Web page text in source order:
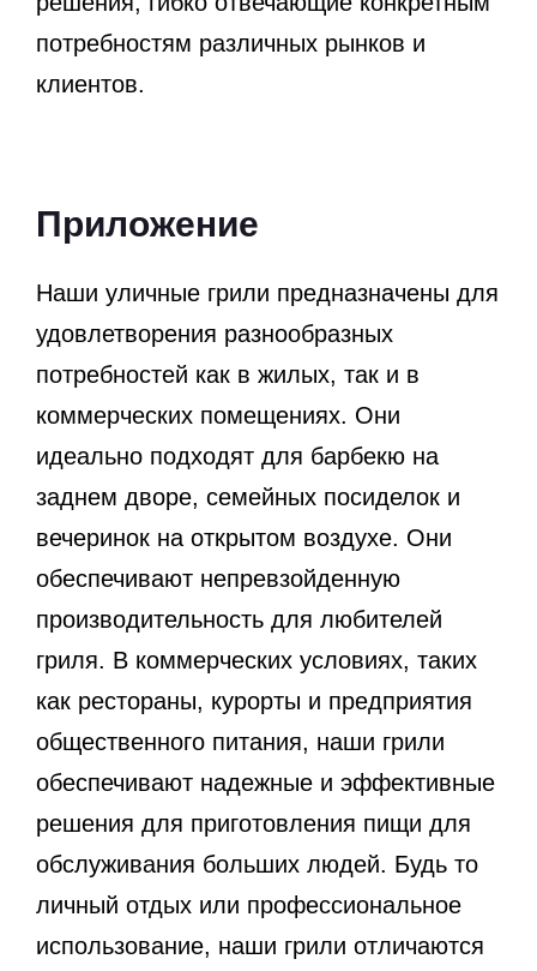
потребностям различных рынков и
клиентов.
Приложение
Наши уличные грили предназначены для
удовлетворения разнообразных
потребностей как в жилых, так и в
коммерческих помещениях. Они
идеально подходят для барбекю на
заднем дворе, семейных посиделок и
вечеринок на открытом воздухе. Они
обеспечивают непревзойденную
производительность для любителей
гриля. В коммерческих условиях, таких
как рестораны, курорты и предприятия
общественного питания, наши грили
обеспечивают надежные и эффективные
решения для приготовления пищи для
обслуживания больших людей. Будь то
личный отдых или профессиональное
использование, наши грили отличаются